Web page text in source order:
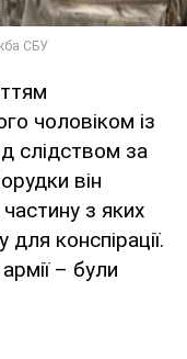
чоловіком із
слідством за
він
частину з яких
конспірації.
– були